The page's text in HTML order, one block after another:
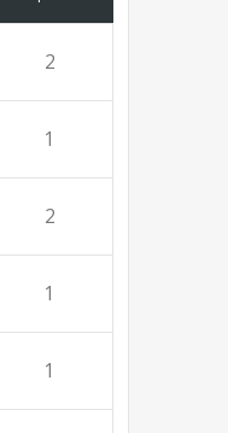
2
1
2
1
1